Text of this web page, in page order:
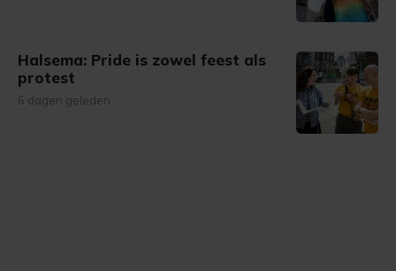
Halsema: Pride is zowel feest als
protest
6 dagen geleden